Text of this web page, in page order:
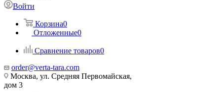
Войти
Корзина0
Отложенные0
Сравнение товаров0
order@verta-tara.com
Москва, ул. Средняя Первомайская,
дом 3